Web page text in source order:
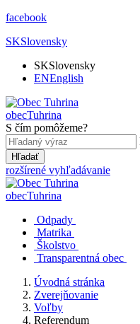
facebook
SKSlovensky
SKSlovensky
ENEnglish
obecTuhrina
S čím pomôžeme?
Hľadať
rozšírené vyhľadávanie
obecTuhrina
Odpady
Matrika
Školstvo
Transparentná obec
Úvodná stránka
Zverejňovanie
Voľby
Referendum